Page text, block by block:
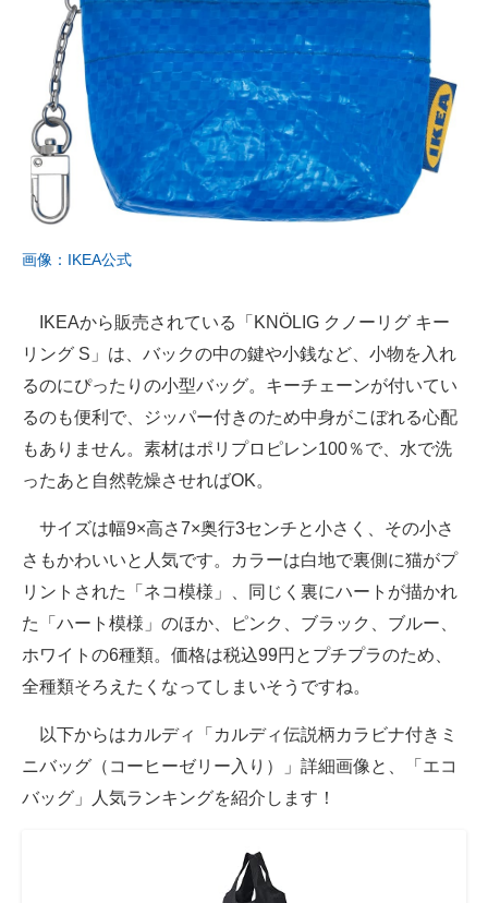
画像：IKEA公式
IKEAから販売されている「KNÖLIG クノーリグ キー
リング S」は、バックの中の鍵や小銭など、小物を入れ
るのにぴったりの小型バッグ。キーチェーンが付いてい
るのも便利で、ジッパー付きのため中身がこぼれる心配
もありません。素材はポリプロピレン100％で、水で洗
ったあと自然乾燥させればOK。
サイズは幅9×高さ7×奥行3センチと小さく、その小さ
さもかわいいと人気です。カラーは白地で裏側に猫がプ
リントされた「ネコ模様」、同じく裏にハートが描かれ
た「ハート模様」のほか、ピンク、ブラック、ブルー、
ホワイトの6種類。価格は税込99円とプチプラのため、
全種類そろえたくなってしまいそうですね。
以下からはカルディ「カルディ伝説柄カラビナ付きミ
ニバッグ（コーヒーゼリー入り）」詳細画像と、「エコ
バッグ」人気ランキングを紹介します！